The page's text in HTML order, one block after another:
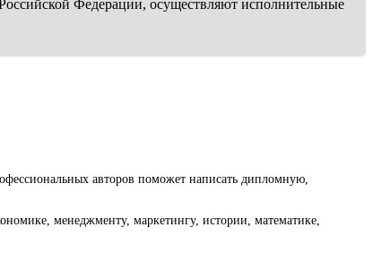
Федерации, осуществляют исполнительные
авторов поможет написать дипломную,
менеджменту, маркетингу, истории, математике,